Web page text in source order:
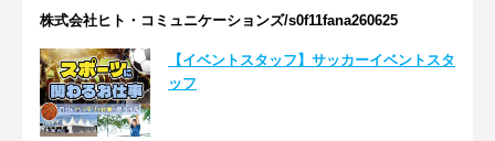
株式会社ヒト・コミュニケーションズ/s0f11fana260625
【イベントスタッフ】サッカーイベントスタ
ッフ